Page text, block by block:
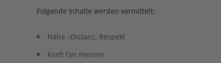
Folgende Inhalte werden vermittelt:
Nähe –Distanz, Respekt
Kraft fair messen